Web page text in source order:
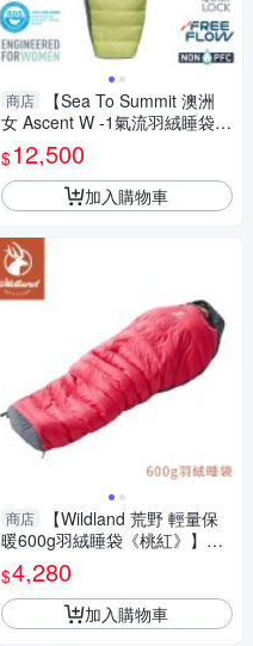
商店
【Sea To Summit 澳洲
女 Ascent W -1氣流羽絨睡袋R
《芹綠》】SL041101/保暖睡
袋/露營/登山
$12,500
加入購物車
商店
【Wildland 荒野 輕量保
暖600g羽絨睡袋《桃紅》】W5
001/睡袋/保暖睡袋/羽絨睡袋
$4,280
加入購物車